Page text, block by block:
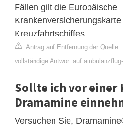
Fällen gilt die Europäische
Kreuzfahrtschiffes.
Antrag auf Entfernung der Quelle
vollständige Antwort auf
Sollte ich vor einer
Dramamine
Versuchen Sie,